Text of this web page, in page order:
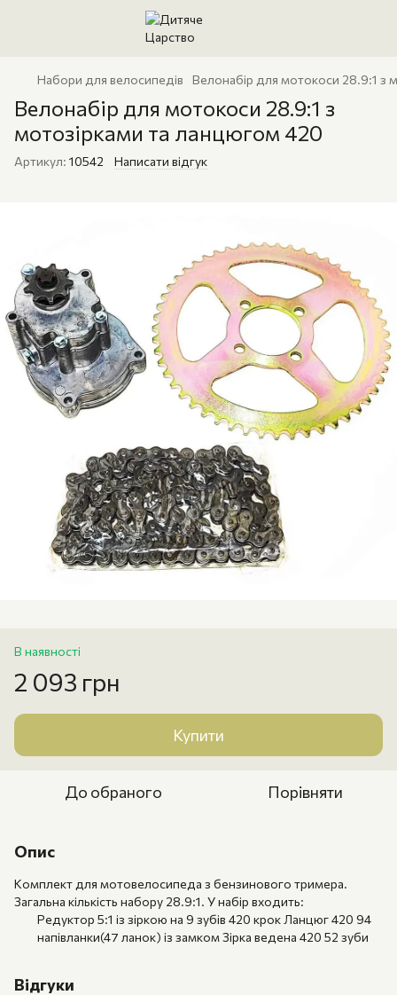
Набори для велосипедів Велонабір для мотокоси 28.9:1 з
Велонабір для мотокоси 28.9:1 з
мотозірками та ланцюгом 420
Артикул: 10542 Написати відгук
В наявності
2 093 грн
Купити
До обраного Порівняти
Опис
Комплект для мотовелосипеда з бензинового тримера.
Загальна кількість набору 28.9:1. У набір входить:
Редуктор 5:1 із зіркою на 9 зубів 420 крок Ланцюг 420 94
напівланки(47 ланок) із замком Зірка ведена 420 52 зуби
Відгуки